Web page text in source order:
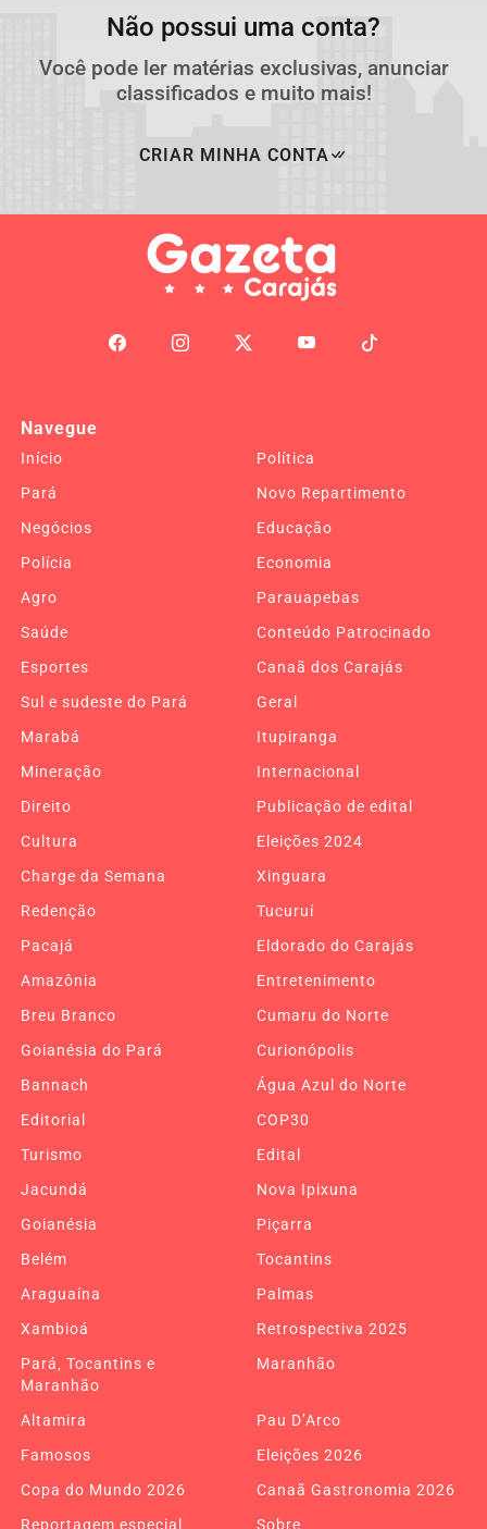
Não possui uma conta?
Você pode ler matérias exclusivas, anunciar
classificados e muito mais!
CRIAR MINHA CONTA
Navegue
Início
Política
Pará
Novo Repartimento
Negócios
Educação
Polícia
Economia
Agro
Parauapebas
Saúde
Conteúdo Patrocinado
Esportes
Canaã dos Carajás
Sul e sudeste do Pará
Geral
Marabá
Itupiranga
Mineração
Internacional
Direito
Publicação de edital
Cultura
Eleições 2024
Charge da Semana
Xinguara
Redenção
Tucuruí
Pacajá
Eldorado do Carajás
Amazônia
Entretenimento
Breu Branco
Cumaru do Norte
Goianésia do Pará
Curionópolis
Bannach
Água Azul do Norte
Editorial
COP30
Turismo
Edital
Jacundá
Nova Ipixuna
Goianésia
Piçarra
Belém
Tocantins
Araguaína
Palmas
Xambioá
Retrospectiva 2025
Pará, Tocantins e
Maranhão
Maranhão
Altamira
Pau D’Arco
Famosos
Eleições 2026
Copa do Mundo 2026
Canaã Gastronomia 2026
Reportagem especial
Sobre